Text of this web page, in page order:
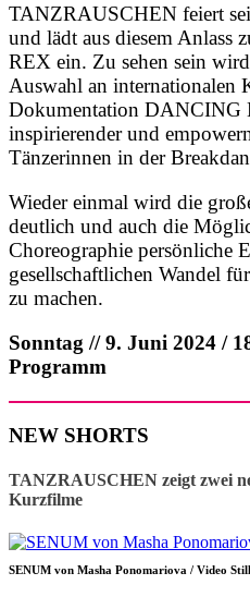
TANZRAUSCHEN feiert
und lädt aus diesem Anlass
REX ein. Zu sehen sein
Auswahl an internationalen
Dokumentation DANCING
inspirierender und
Tänzerinnen in der
Wieder einmal wird die
deutlich und auch die
Choreographie persönliche
gesellschaftlichen Wandel
zu machen.
Sonntag // 9. Juni 2024 /
Programm
NEW SHORTS
TANZRAUSCHEN zeigt zwei
Kurzfilme
SENUM von Masha Ponomariova / Video Still